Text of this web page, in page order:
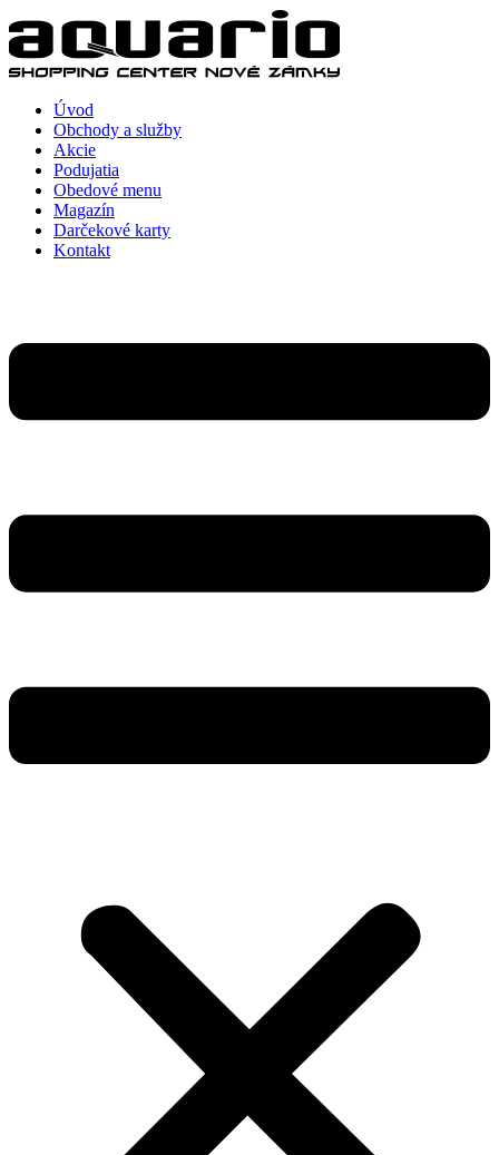
Preskočiť
na
obsah
Úvod
Obchody a služby
Akcie
Podujatia
Obedové menu
Magazín
Darčekové karty
Kontakt